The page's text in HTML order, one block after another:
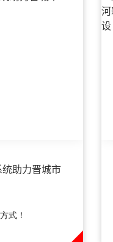
助力晋城市
式！